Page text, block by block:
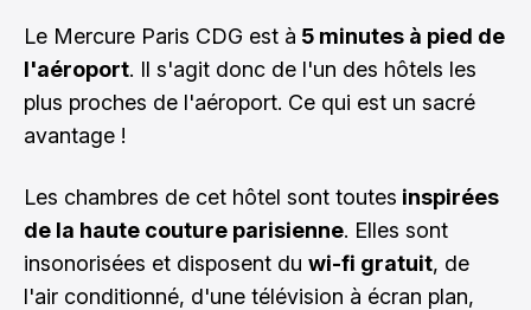
Le Mercure Paris CDG est à 5 minutes à pied de
l'aéroport. Il s'agit donc de l'un des hôtels les
plus proches de l'aéroport. Ce qui est un sacré
avantage !
Les chambres de cet hôtel sont toutes inspirées
de la haute couture parisienne. Elles sont
insonorisées et disposent du wi-fi gratuit, de
l'air conditionné, d'une télévision à écran plan,